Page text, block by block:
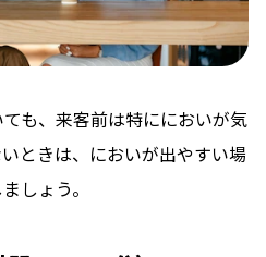
も、来客前は特ににおいが気
ときは、においが出やすい場
しょう。